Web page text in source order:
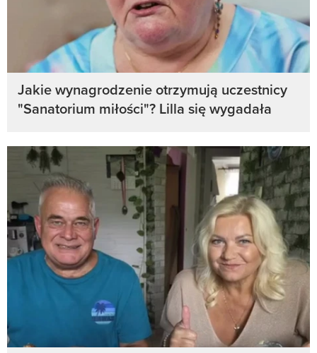
Jakie wynagrodzenie otrzymują uczestnicy
"Sanatorium miłości"? Lilla się wygadała